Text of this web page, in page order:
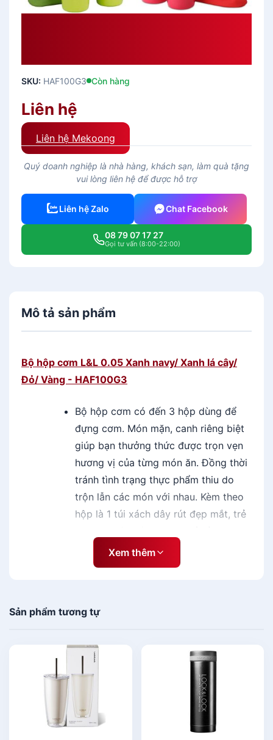
SKU: HAF100G3 Còn hàng
Liên hệ
Liên hệ Mekoong
Quý doanh nghiệp là nhà hàng, khách sạn, làm quà tặng
vui lòng liên hệ để được hỗ trợ
Liên hệ Zalo Chat Facebook
08 79 07 17 27
Gọi tư vấn (8:00-22:00)
Mô tả sản phẩm
Bộ hộp cơm L&L 0.05 Xanh navy/ Xanh lá cây/
Đỏ/ Vàng - HAF100G3
Bộ hộp cơm có đến 3 hộp dùng để
đựng cơm. Món mặn, canh riêng biệt
giúp bạn thưởng thức được trọn vẹn
hương vị của từng món ăn. Đồng thời
tránh tình trạng thực phẩm thiu do
trộn lẫn các món với nhau. Kèm theo
hộp là 1 túi xách dây rút đẹp mắt, trẻ
hộp vào.
Có nắp gài giúp tránh trường hợp
Cấu tạo hộp với nắp đóng, mở chắc
kín hơi tuyệt đối, giúp lưu giữ nhiệt và
Có nắp gài giúp tránh trường hợp
thức ăn bay mùi, bụi bẩn, côn trùng
bay vào.
Được cấp bằng chứng nhận do hội
Xem thêm
Sản phẩm tương tự